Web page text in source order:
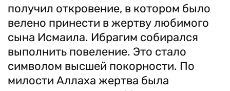
получил откровение, в котором было
велено принести в жертву любимого
сына Исмаила. Ибрагим собирался
выполнить повеление. Это стало
символом высшей покорности. По
милости Аллаха жертва была